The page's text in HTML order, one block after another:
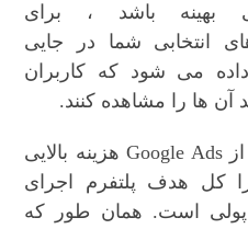
بهینه باشد ، برای
انتخابی شما در جایی
می شود که کاربران
آن ها را مشاهده کنند.
استفاده از Google Ads هزینه بالایی
کل هدف پلتفرم اجرای
پولی است. همان طور که